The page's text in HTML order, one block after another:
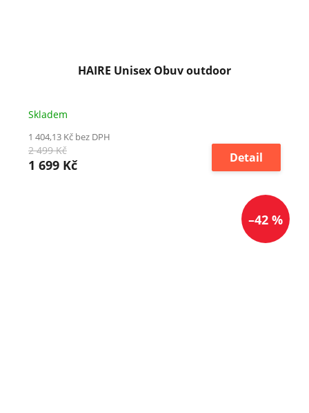
HAIRE Unisex Obuv outdoor
Skladem
1 404,13 Kč bez DPH
2 499 Kč
1 699 Kč Detail
–42 %